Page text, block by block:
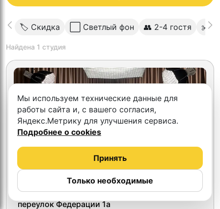
🏷 Скидка ⬜️ Светлый фон 👥 2-4 гостя ✂️
Найдена 1 студия
H2O studio
переулок Федерации 1а
Мы используем технические данные для
работы сайта и, с вашего согласия,
Яндекс.Метрику для улучшения сервиса.
Подробнее о cookies
Только необходимые
Принять